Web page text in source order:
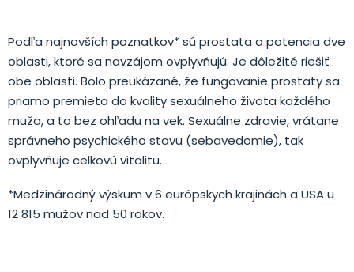
Podľa najnovších poznatkov* sú prostata a potencia dve
oblasti, ktoré sa navzájom ovplyvňujú. Je dôležité riešiť
obe oblasti. Bolo preukázané, že fungovanie prostaty sa
priamo premieta do kvality sexuálneho života každého
muža, a to bez ohľadu na vek. Sexuálne zdravie, vrátane
správneho psychického stavu (sebavedomie), tak
ovplyvňuje celkovú vitalitu.
*Medzinárodný výskum v 6 európskych krajinách a USA u
12 815 mužov nad 50 rokov.